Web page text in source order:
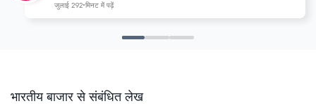
जुलाई 292 मिनट में पढ़ें
भारतीय बाजार से संबंधित लेख